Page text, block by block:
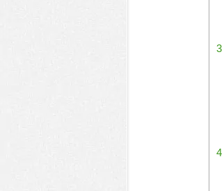
3
4